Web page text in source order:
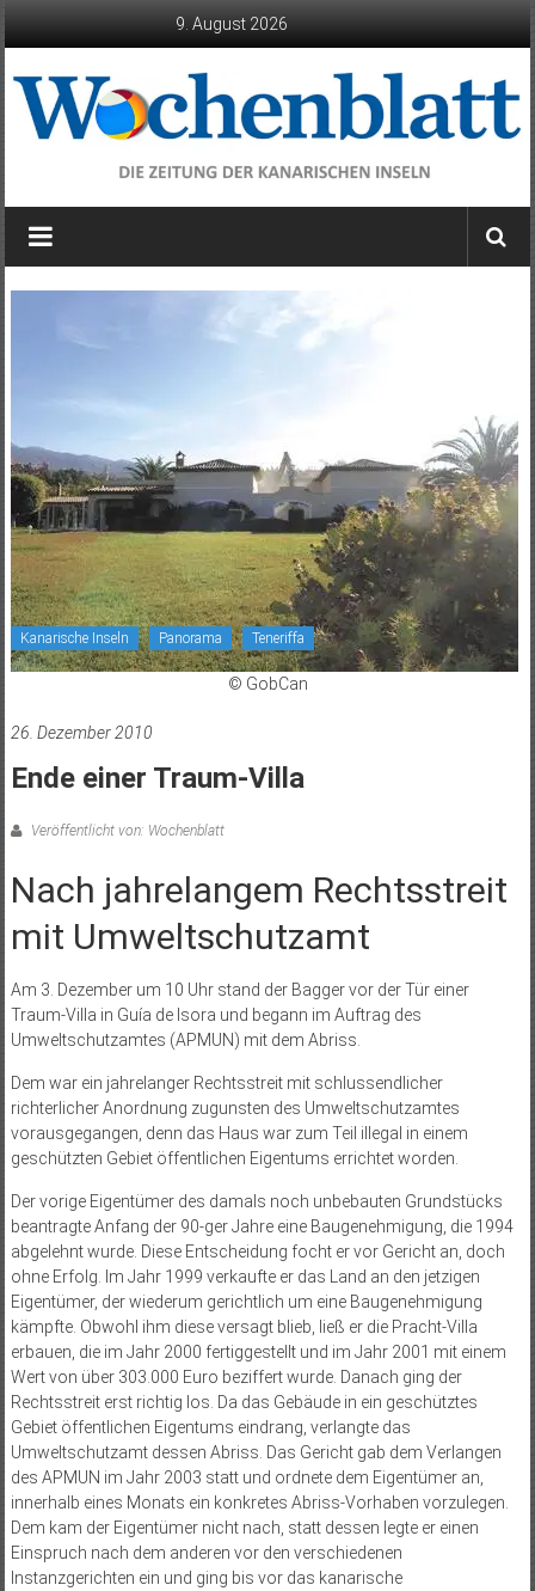
9. August 2026
Wochenblatt
die
Kanarische Inseln Panorama Teneriffa
© GobCan
26. Dezember 2010
Ende einer Traum-Villa
Veröffentlicht von: Wochenblatt
Nach jahrelangem Rechtsstreit
mit Umweltschutzamt
Am 3. Dezember um 10 Uhr stand der Bagger vor der Tür einer
Traum-Villa in Guía de Isora und begann im Auftrag des
Umweltschutzamtes (APMUN) mit dem Abriss.
Dem war ein jahrelanger Rechtsstreit mit schlussendlicher
richterlicher Anordnung zugunsten des Umweltschutzamtes
vorausgegangen, denn das Haus war zum Teil illegal in einem
geschützten Gebiet öffentlichen Eigentums errichtet worden.
Der vorige Eigentümer des damals noch unbebauten Grundstücks
beantragte Anfang der 90-ger Jahre eine Baugenehmigung, die 1994
abgelehnt wurde. Diese Entscheidung focht er vor Gericht an, doch
ohne Erfolg. Im Jahr 1999 verkaufte er das Land an den jetzigen
Eigentümer, der wiederum gerichtlich um eine Baugenehmigung
kämpfte. Obwohl ihm diese versagt blieb, ließ er die Pracht-Villa
erbauen, die im Jahr 2000 fertiggestellt und im Jahr 2001 mit einem
Wert von über 303.000 Euro beziffert wurde. Danach ging der
Rechtsstreit erst richtig los. Da das Gebäude in ein geschütztes
Gebiet öffentlichen Eigentums eindrang, verlangte das
Umweltschutzamt dessen Abriss. Das Gericht gab dem Verlangen
des APMUN im Jahr 2003 statt und ordnete dem Eigentümer an,
innerhalb eines Monats ein konkretes Abriss-Vorhaben vorzulegen.
Dem kam der Eigentümer nicht nach, statt dessen legte er einen
Einspruch nach dem anderen vor den verschiedenen
Instanzgerichten ein und ging bis vor das kanarische